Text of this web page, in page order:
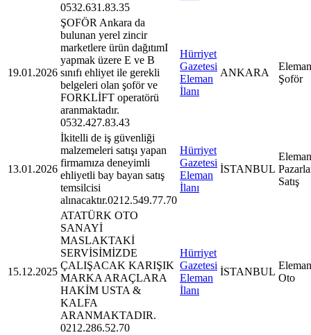
0532.631.83.35
19.01.2026
ŞOFÖR Ankara da
bulunan yerel zincir
marketlere ürün dağıtımI
yapmak üzere E ve B
sınıfı ehliyet ile gerekli
belgeleri olan şoför ve
FORKLİFT operatörü
aranmaktadır.
0532.427.83.43
Hürriyet
Gazetesi
Eleman
İlanı
ANKARA
Şoför
13.01.2026
İkitelli de iş güvenliği
malzemeleri satışı yapan
firmamıza deneyimli
ehliyetli bay bayan satış
temsilcisi
alınacaktır.0212.549.77.70
Hürriyet
Gazetesi
Eleman
İlanı
İSTANBUL
Satış
15.12.2025
ATATÜRK OTO
SANAYİ
MASLAKTAKİ
SERVİSİMİZDE
ÇALIŞACAK KARIŞIK
MARKA ARAÇLARA
HAKİM USTA &
KALFA
ARANMAKTADIR.
0212.286.52.70
Hürriyet
Gazetesi
Eleman
İlanı
İSTANBUL
Oto